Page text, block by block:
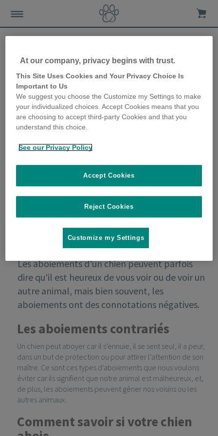
Raisons pour lesquelles les
chiens aboient et comment
éviter les aboiements
Les aboiements d'un chien peuvent parfois
dire qu'il est heureux de vous voir ou de voir un
autre animal, mais bien souvent, les
aboiements ont des connotations négatives.
Les aboiements contrariés
Un chien peut aboyer car il s’ennuie, il se sent seul, il a peur,
dans un but de protection ou pour attirer l’attention de son
maître. Ce sont ces types d’aboiements que nous voulons
éviter car ils signifient que notre animal est malheureux, et,
de plus, les aboiements peuvent gêner nos voisins ou les
autres animaux.
Comment savoir si votre chien
At our company, privacy begins with trust.
This Site Uses Cookies and Your Privacy Choice Is
Important to Us
We suggest you choose the Customize my Settings to make
your individualized choices. Accept Cookies means that you
are choosing to accept third-party Cookies and that you
understand this choice.
See our Privacy Policy
Reject Cookies
Accept Cookies
Customize my Settings